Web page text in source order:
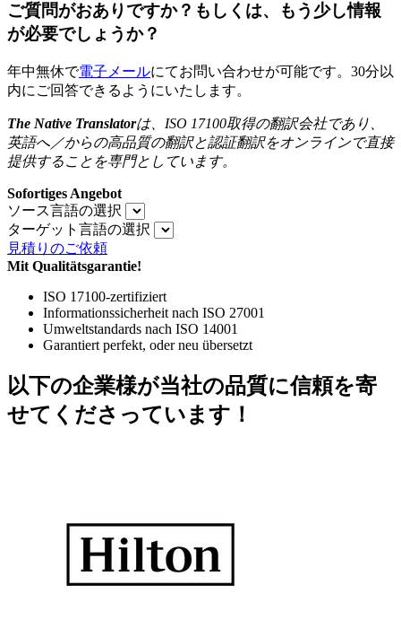
ご質問がおありですか？もしくは、もう少し情報
が必要でしょうか？
年中無休で電子メールにてお問い合わせが可能です。30分以
内にご回答できるようにいたします。
The Native Translatorは、 ISO 17100取得の翻訳会社であり、
英語へ／からの高品質の翻訳と認証翻訳をオンラインで直接
提供することを専門としています。
Sofortiges Angebot
ソース言語の選択
ターゲット言語の選択
見積りのご依頼
Mit Qualitätsgarantie!
ISO 17100-zertifiziert
Informationssicherheit nach ISO 27001
Umweltstandards nach ISO 14001
Garantiert perfekt, oder neu übersetzt
以下の企業様が当社の品質に信頼を寄
せてくださっています！